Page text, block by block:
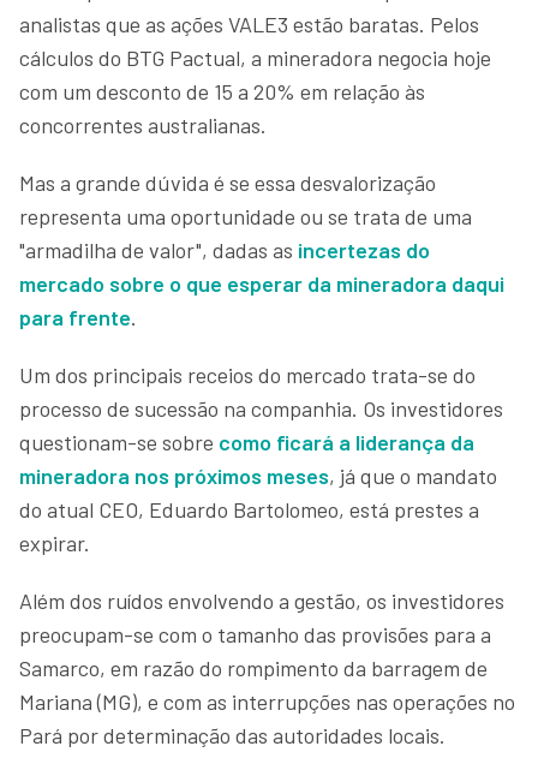
analistas que as ações VALE3 estão baratas. Pelos
cálculos do BTG Pactual, a mineradora negocia hoje
com um desconto de 15 a 20% em relação às
concorrentes australianas.
Mas a grande dúvida é se essa desvalorização
representa uma oportunidade ou se trata de uma
"armadilha de valor", dadas as incertezas do
mercado sobre o que esperar da mineradora daqui
para frente.
Um dos principais receios do mercado trata-se do
processo de sucessão na companhia. Os investidores
questionam-se sobre como ficará a liderança da
mineradora nos próximos meses, já que o mandato
do atual CEO, Eduardo Bartolomeo, está prestes a
expirar.
Além dos ruídos envolvendo a gestão, os investidores
preocupam-se com o tamanho das provisões para a
Samarco, em razão do rompimento da barragem de
Mariana (MG), e com as interrupções nas operações no
Pará por determinação das autoridades locais.